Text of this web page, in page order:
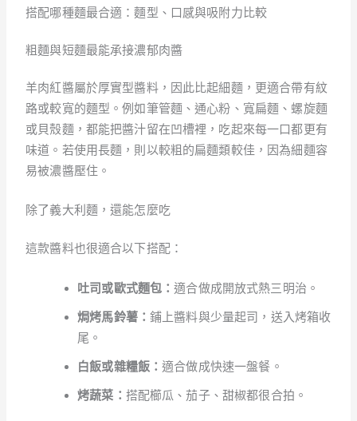
搭配哪種麵最合適：麵型、口感與吸附力比較
粗麵與短麵最能承接濃郁肉醬
羊肉紅醬屬於厚實型醬料，因此比起細麵，更適合帶有紋
路或較寬的麵型。例如筆管麵、通心粉、寬扁麵、螺旋麵
或貝殼麵，都能把醬汁留在凹槽裡，吃起來每一口都更有
味道。若使用長麵，則以較粗的扁麵類較佳，因為細麵容
易被濃醬壓住。
除了義大利麵，還能怎麼吃
這款醬料也很適合以下搭配：
吐司或歐式麵包：適合做成開放式熱三明治。
焗烤馬鈴薯： 鋪上醬料與少量起司，送入烤箱收
尾。
白飯或雜糧飯：適合做成快速一盤餐。
烤蔬菜： 搭配櫛瓜、茄子、甜椒都很合拍。